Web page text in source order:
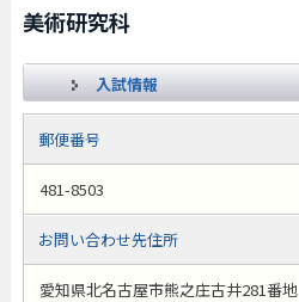
美術研究科
入試情報
郵便番号
481-8503
お問い合わせ先住所
愛知県北名古屋市熊之庄古井281番地